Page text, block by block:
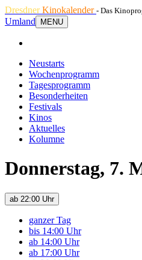
DresdnerKinokalender - Das
Umland
MENU
Neustarts
Wochenprogramm
Tagesprogramm
Besonderheiten
Festivals
Kinos
Aktuelles
Kolumne
Donnerstag, 7.
ab 22:00 Uhr
ganzer Tag
bis 14:00 Uhr
ab 14:00 Uhr
ab 17:00 Uhr